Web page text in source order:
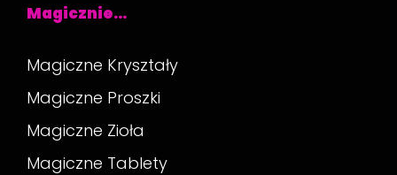
Magicznie…
Magiczne Kryształy
Magiczne Proszki
Magiczne Zioła
Magiczne Tablety